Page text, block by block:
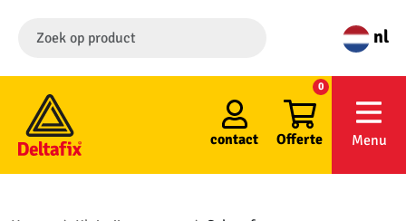
nl
contact Offerte
0
Menu